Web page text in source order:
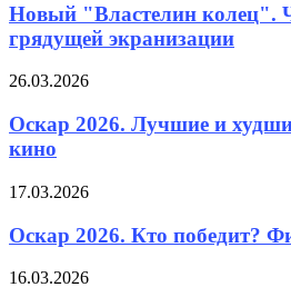
Новый "Властелин колец".
грядущей экранизации
26.03.2026
Оскар 2026. Лучшие и
кино
17.03.2026
Оскар 2026. Кто победит?
16.03.2026